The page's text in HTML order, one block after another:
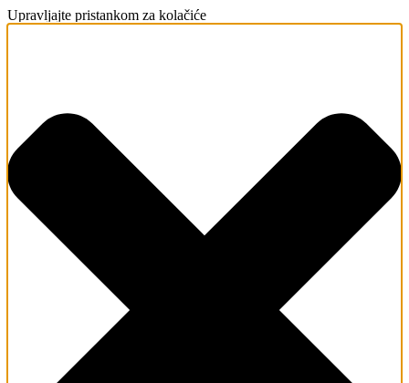
Upravljajte pristankom za kolačiće